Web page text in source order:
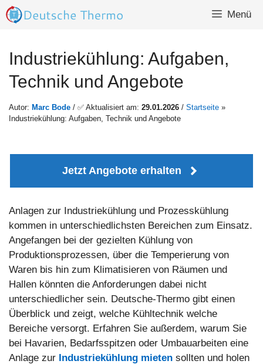
Zum
Inhalt
Menü
Industriekühlung: Aufgaben,
Technik und Angebote
Autor: Marc Bode / ✅ Aktualisiert am: 29.01.2026 / Startseite »
Industriekühlung: Aufgaben, Technik und Angebote
Jetzt Angebote erhalten
Anlagen zur Industriekühlung und Prozesskühlung
kommen in unterschiedlichsten Bereichen zum Einsatz.
Angefangen bei der gezielten Kühlung von
Produktionsprozessen, über die Temperierung von
Waren bis hin zum Klimatisieren von Räumen und
Hallen könnten die Anforderungen dabei nicht
unterschiedlicher sein. Deutsche-Thermo gibt einen
Überblick und zeigt, welche Kühltechnik welche
Bereiche versorgt. Erfahren Sie außerdem, warum Sie
bei Havarien, Bedarfsspitzen oder Umbauarbeiten eine
Anlage zur Industriekühlung mieten sollten und holen